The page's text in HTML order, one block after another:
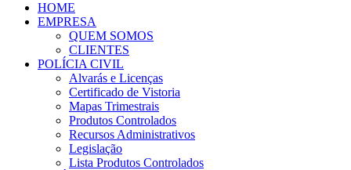
HOME
EMPRESA
QUEM SOMOS
CLIENTES
POLÍCIA CIVIL
Alvarás e Licenças
Certificado de Vistoria
Mapas Trimestrais
Produtos Controlados
Recursos Administrativos
Legislação
Lista Produtos Controlados